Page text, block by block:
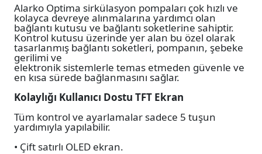
Alarko Optima sirkülasyon pompaları çok hızlı ve
kolayca devreye alınmalarına yardımcı olan
bağlantı kutusu ve bağlantı soketlerine sahiptir.
Kontrol kutusu üzerinde yer alan bu özel olarak
tasarlanmış bağlantı soketleri, pompanın, şebeke
gerilimi ve
elektronik sistemlerle temas etmeden güvenle ve
en kısa sürede bağlanmasını sağlar.
Kolaylığı Kullanıcı Dostu TFT Ekran
Tüm kontrol ve ayarlamalar sadece 5 tuşun
yardımıyla yapılabilir.
• Çift satırlı OLED ekran.